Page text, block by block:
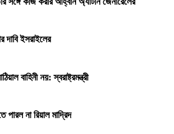
দাবি ইসরাইলের
বাহিনী নয়: স্বরাষ্ট্রমন্ত্রী
না রিয়াল মাদ্রিদ